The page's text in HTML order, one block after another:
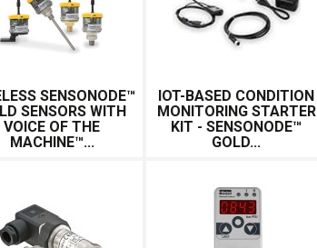
SENSONODE™
SENSORS WITH
VOICE OF THE
MACHINE™...
IOT-BASED CONDITION
MONITORING STARTER
KIT - SENSONODE™
GOLD...